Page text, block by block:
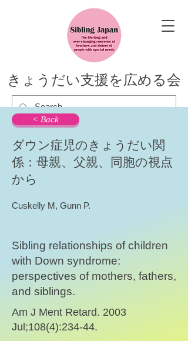
きょうだい支援を広める会
< Back
ダウン症児のきょうだい関
係：母親、父親、同胞の視点
から
Cuskelly M, Gunn P.
Sibling relationships of children
with Down syndrome:
perspectives of mothers, fathers,
and siblings.
Am J Ment Retard. 2003
Jul;108(4):234-44.